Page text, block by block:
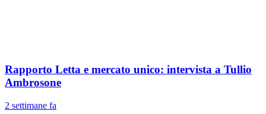
Rapporto Letta e mercato unico: intervista a Tullio
Ambrosone
2 settimane fa